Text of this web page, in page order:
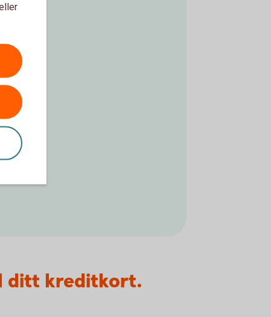
ditt kreditkort.